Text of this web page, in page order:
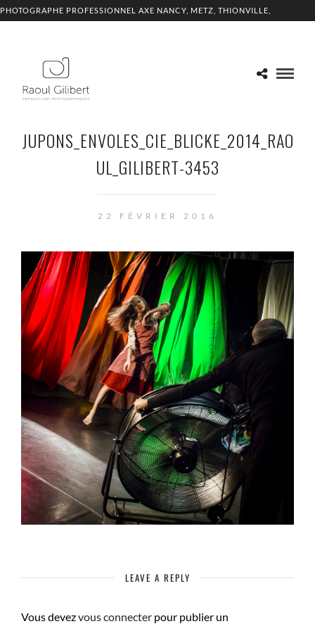
PHOTOGRAPHE PROFESSIONNEL AXE NANCY, METZ, THIONVILLE,
JUPONS_ENVOLES_CIE_BLICKE_2014_RAO
UL_GILIBERT-3453
22 FÉVRIER 2016
LEAVE A REPLY
Vous devezvous connecter pour publier un